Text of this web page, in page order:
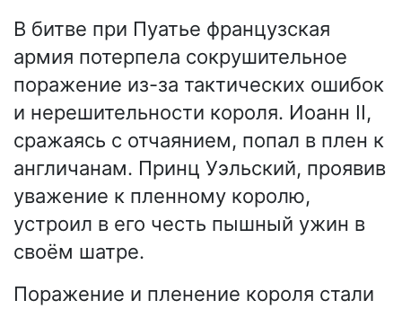
В битве при Пуатье французская
армия потерпела сокрушительное
поражение из-за тактических ошибок
и нерешительности короля. Иоанн II,
сражаясь с отчаянием, попал в плен к
англичанам. Принц Уэльский, проявив
уважение к пленному королю,
устроил в его честь пышный ужин в
своём шатре.
Поражение и пленение короля стали